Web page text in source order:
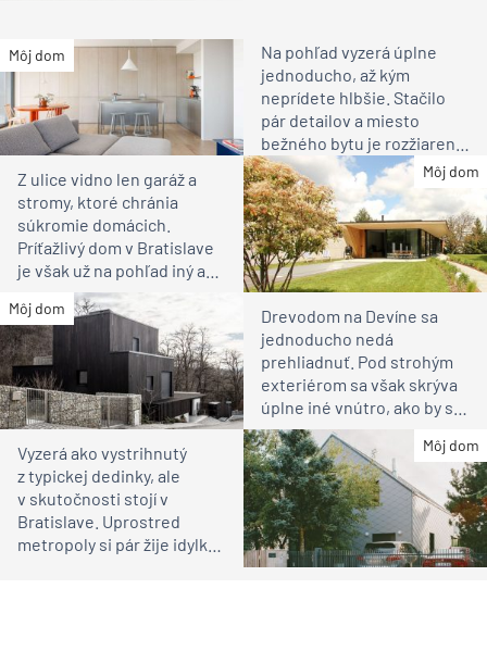
Môj dom
Na pohľad vyzerá úplne
jednoducho, až kým
neprídete hlbšie. Stačilo
pár detailov a miesto
bežného bytu je rozžiarené
bývanie pre rodinu
Môj dom
Z ulice vidno len garáž a
stromy, ktoré chránia
súkromie domácich.
Príťažlivý dom v Bratislave
je však už na pohľad iný ako
susedia
Môj dom
Drevodom na Devíne sa
jednoducho nedá
prehliadnuť. Pod strohým
exteriérom sa však skrýva
úplne iné vnútro, ako by ste
čakali
Môj dom
Vyzerá ako vystrihnutý
z typickej dedinky, ale
v skutočnosti stojí v
Bratislave. Uprostred
metropoly si pár žije idylku